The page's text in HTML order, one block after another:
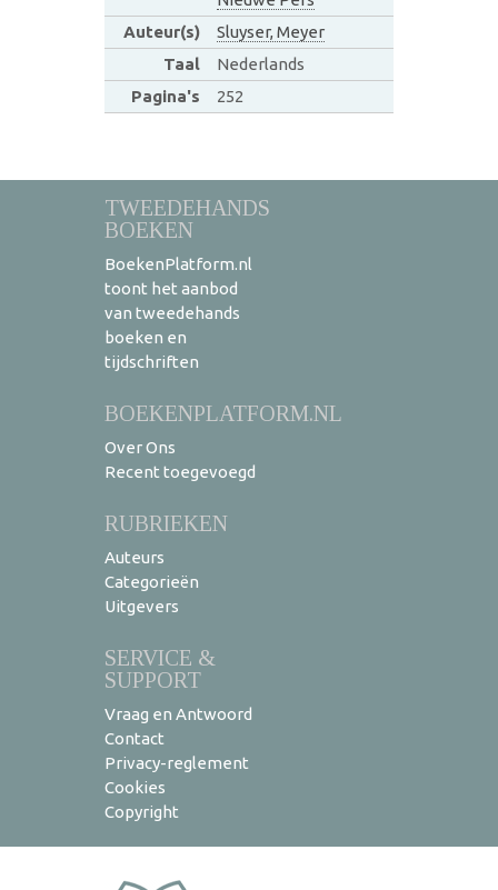
Auteur(s)
Sluyser, Meyer
Taal
Nederlands
Pagina's
252
TWEEDEHANDS
BOEKEN
BoekenPlatform.nl
toont het aanbod
van tweedehands
boeken en
tijdschriften
BOEKENPLATFORM.NL
Over Ons
Recent toegevoegd
RUBRIEKEN
Auteurs
Categorieën
Uitgevers
SERVICE &
SUPPORT
Vraag en Antwoord
Contact
Privacy-reglement
Cookies
Copyright